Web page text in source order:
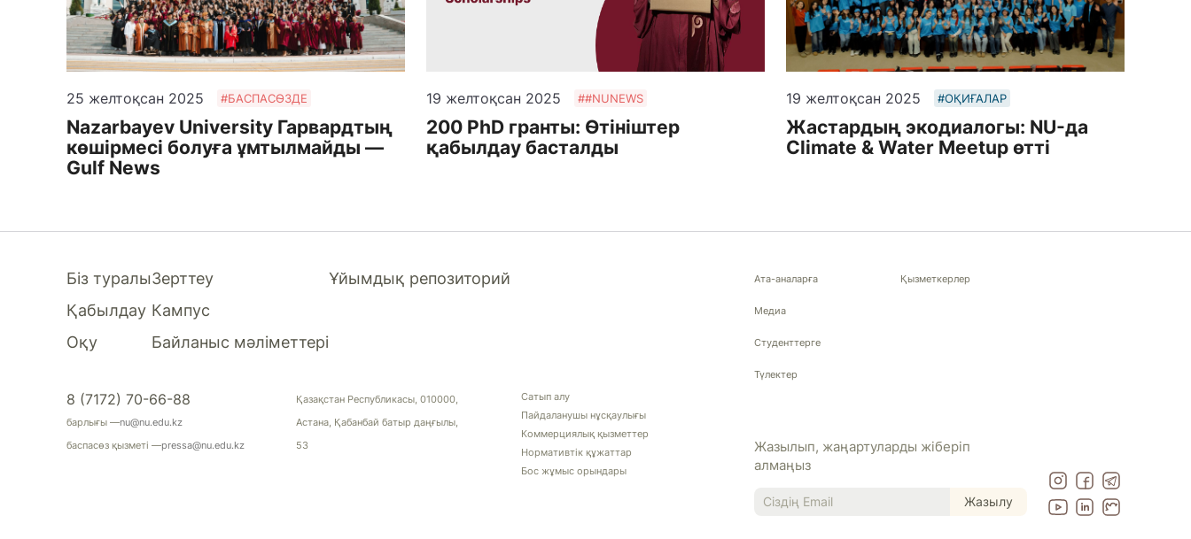
25 желтоқсан 2025 #БАСПАСӨЗДЕ
Nazarbayev University Гарвардтың
көшірмесі болуға ұмтылмайды —
Gulf News
19 желтоқсан 2025 ##NUNEWS
200 PhD гранты: Өтініштер
қабылдау басталды
19 желтоқсан 2025 #ОҚИҒАЛАР
Жастардың экодиалогы: NU-да
Climate & Water Meetup өтті
Біз туралы
Қабылдау
Оқу
Зерттеу
Кампус
Байланыс мәліметтері
Ұйымдық репозиторий
8 (7172) 70-66-88
барлығы —nu@nu.edu.kz
баспасөз қызметі —pressa@nu.edu.kz
Қазақстан Республикасы, 010000,
Астана, Қабанбай батыр даңғылы,
53
Сатып алу
Пайдаланушы нұсқаулығы
Коммерциялық қызметтер
Нормативтік құжаттар
Бос жұмыс орындары
Ата-аналарға
Медиа
Студенттерге
Түлектер
Қызметкерлер
Жазылып, жаңартуларды жіберіп
алмаңыз
Жазылу